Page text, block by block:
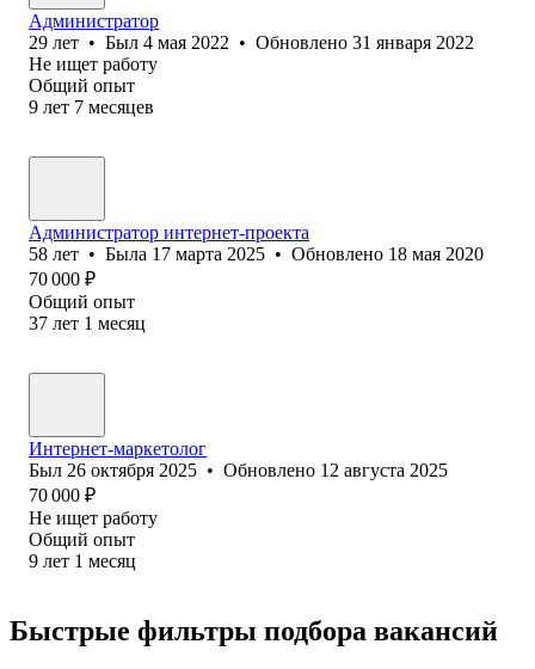
Администратор
29 лет • Был 4 мая 2022 • Обновлено 31 января 2022
Не ищет работу
Общий опыт
9 лет 7 месяцев
Администратор интернет-проекта
58 лет • Была 17 марта 2025 • Обновлено 18 мая 2020
70 000 ₽
Общий опыт
37 лет 1 месяц
Интернет-маркетолог
Был 26 октября 2025 • Обновлено 12 августа 2025
70 000 ₽
Не ищет работу
Общий опыт
9 лет 1 месяц
Быстрые фильтры подбора вакансий